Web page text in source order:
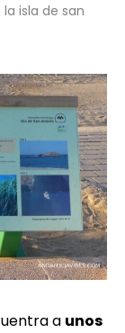
isla de san
a unos